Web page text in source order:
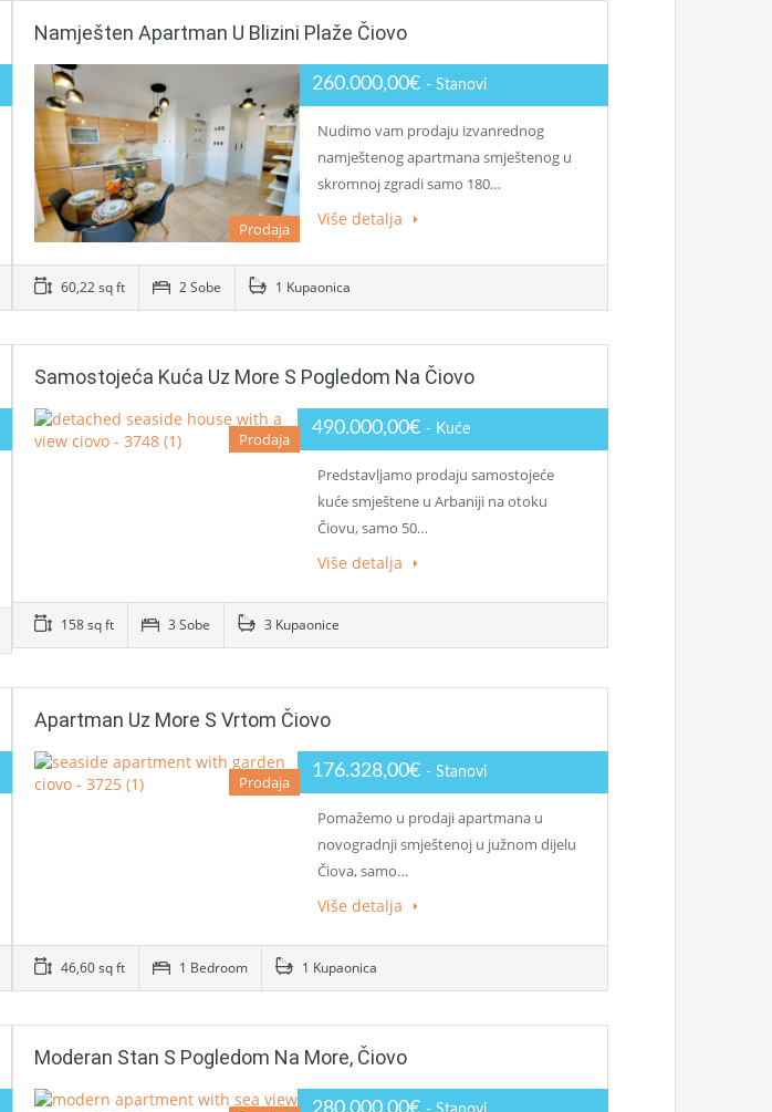
Namješten Apartman U Blizini Plaže Čiovo
Prodaja
260.000,00€ - Stanovi
Nudimo vam prodaju izvanrednog
namještenog apartmana smještenog u
skromnoj zgradi samo 180…
Više detalja
60,22 sq ft 2 Sobe 1 Kupaonica
Samostojeća Kuća Uz More S Pogledom Na Čiovo
Prodaja
490.000,00€ - Kuće
Predstavljamo prodaju samostojeće
kuće smještene u Arbaniji na otoku
Čiovu, samo 50…
Više detalja
158 sq ft 3 Sobe 3 Kupaonice
Apartman Uz More S Vrtom Čiovo
Prodaja
176.328,00€ - Stanovi
Pomažemo u prodaji apartmana u
novogradnji smještenoj u južnom dijelu
Čiova, samo…
Više detalja
46,60 sq ft 1 Bedroom 1 Kupaonica
Moderan Stan S Pogledom Na More, Čiovo